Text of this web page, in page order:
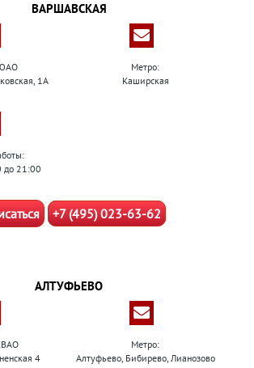
ВАРШАВСКАЯ
1А
Метро:
Каширская
до 21:00
+7 (495) 023-63-62
АЛТУФЬЕВО
4
Метро:
Алтуфьево, Бибирево, Лианозово